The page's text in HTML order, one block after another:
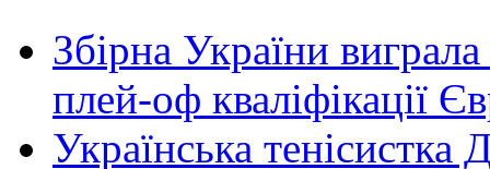
Збірна України
плей-оф кваліфікації
Українська